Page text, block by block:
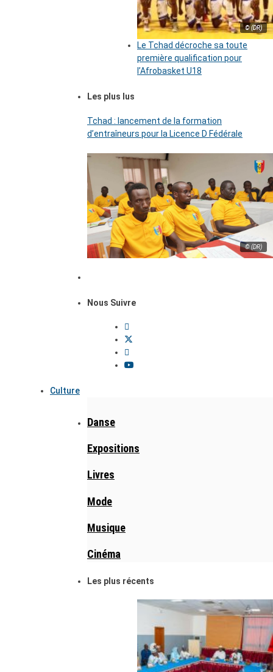
© (DR)
Le Tchad décroche sa toute
première qualification pour
l’Afrobasket U18
Les plus lus
Tchad : lancement de la formation
d’entraîneurs pour la Licence D Fédérale
© (DR)
Nous Suivre
Culture
Danse
Expositions
Livres
Mode
Musique
Cinéma
Les plus récents